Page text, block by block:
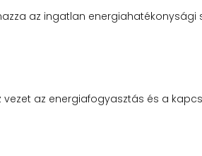
az ingatlan
az energiafogyasztás és a